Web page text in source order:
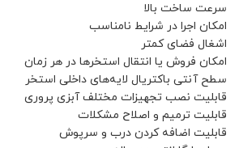
سرعت ساخت بالا
امکان اجرا در شرایط نامناسب
اشغال فضای کمتر
امکان فروش یا انتقال استخرها در هر زمان
سطح آنتی باکتریال لایه‌های داخلی استخر
قابلیت نصب تجهیزات مختلف آبزی پروری
قابلیت ترمیم و اصلاح مشکلات
قابلیت اضافه کردن درب و سرپوش